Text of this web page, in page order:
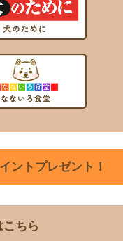
ントプレゼント！
こちら